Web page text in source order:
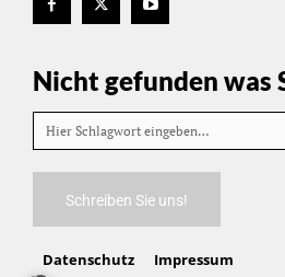
Nicht gefunden was
Hier Schlagwort eingeben…
Schreiben Sie uns!
Datenschutz Impressum